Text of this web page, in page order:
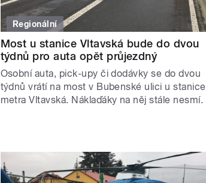
Regionální
Most u stanice Vltavská bude do dvou
týdnů pro auta opět průjezdný
Osobní auta, pick-upy či dodávky se do dvou
týdnů vrátí na most v Bubenské ulici u stanice
metra Vltavská. Náklaďáky na něj stále nesmí.